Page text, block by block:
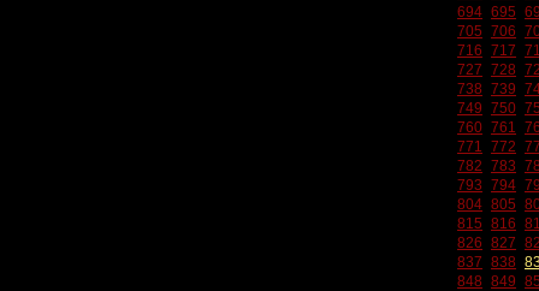
694 695
705 706
716 717
727 728
738 739
749 750
760 761
771 772
782 783
793 794
804 805
815 816
826 827
837 838
848 849